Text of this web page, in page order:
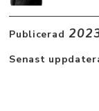
Publicerad
Senast